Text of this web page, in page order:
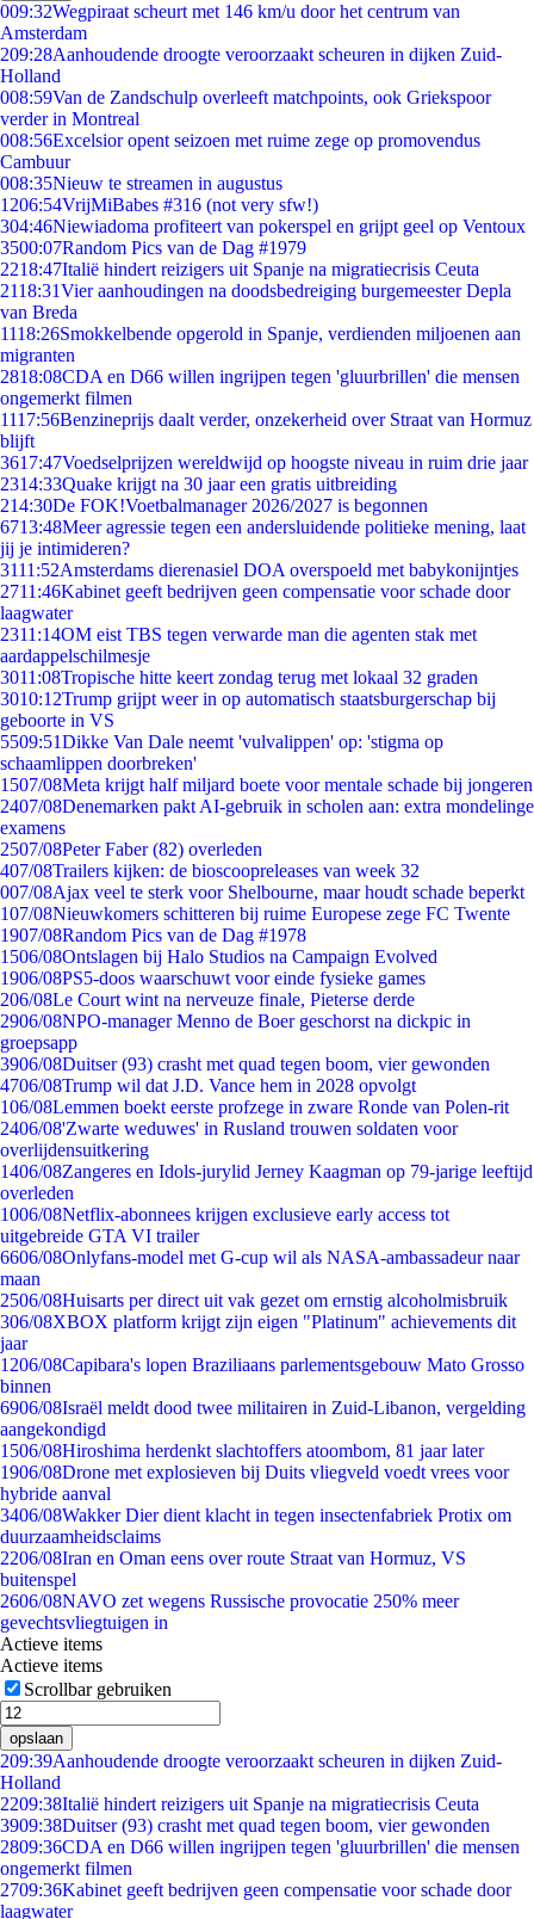
009:32Wegpiraat scheurt met 146 km/u door het centrum van
Amsterdam
209:28Aanhoudende droogte veroorzaakt scheuren in dijken Zuid-
Holland
008:59Van de Zandschulp overleeft matchpoints, ook Griekspoor
verder in Montreal
008:56Excelsior opent seizoen met ruime zege op promovendus
Cambuur
008:35Nieuw te streamen in augustus
1206:54VrijMiBabes #316 (not very sfw!)
304:46Niewiadoma profiteert van pokerspel en grijpt geel op Ventoux
3500:07Random Pics van de Dag #1979
2218:47Italië hindert reizigers uit Spanje na migratiecrisis Ceuta
2118:31Vier aanhoudingen na doodsbedreiging burgemeester Depla
van Breda
1118:26Smokkelbende opgerold in Spanje, verdienden miljoenen aan
migranten
2818:08CDA en D66 willen ingrijpen tegen 'gluurbrillen' die mensen
ongemerkt filmen
1117:56Benzineprijs daalt verder, onzekerheid over Straat van Hormuz
blijft
3617:47Voedselprijzen wereldwijd op hoogste niveau in ruim drie jaar
2314:33Quake krijgt na 30 jaar een gratis uitbreiding
214:30De FOK!Voetbalmanager 2026/2027 is begonnen
6713:48Meer agressie tegen een andersluidende politieke mening, laat
jij je intimideren?
3111:52Amsterdams dierenasiel DOA overspoeld met babykonijntjes
2711:46Kabinet geeft bedrijven geen compensatie voor schade door
laagwater
2311:14OM eist TBS tegen verwarde man die agenten stak met
aardappelschilmesje
3011:08Tropische hitte keert zondag terug met lokaal 32 graden
3010:12Trump grijpt weer in op automatisch staatsburgerschap bij
geboorte in VS
5509:51Dikke Van Dale neemt 'vulvalippen' op: 'stigma op
schaamlippen doorbreken'
1507/08Meta krijgt half miljard boete voor mentale schade bij jongeren
2407/08Denemarken pakt AI-gebruik in scholen aan: extra mondelinge
examens
2507/08Peter Faber (82) overleden
407/08Trailers kijken: de bioscoopreleases van week 32
007/08Ajax veel te sterk voor Shelbourne, maar houdt schade beperkt
107/08Nieuwkomers schitteren bij ruime Europese zege FC Twente
1907/08Random Pics van de Dag #1978
1506/08Ontslagen bij Halo Studios na Campaign Evolved
1906/08PS5-doos waarschuwt voor einde fysieke games
206/08Le Court wint na nerveuze finale, Pieterse derde
2906/08NPO-manager Menno de Boer geschorst na dickpic in
groepsapp
3906/08Duitser (93) crasht met quad tegen boom, vier gewonden
4706/08Trump wil dat J.D. Vance hem in 2028 opvolgt
106/08Lemmen boekt eerste profzege in zware Ronde van Polen-rit
2406/08'Zwarte weduwes' in Rusland trouwen soldaten voor
overlijdensuitkering
1406/08Zangeres en Idols-jurylid Jerney Kaagman op 79-jarige leeftijd
overleden
1006/08Netflix-abonnees krijgen exclusieve early access tot
uitgebreide GTA VI trailer
6606/08Onlyfans-model met G-cup wil als NASA-ambassadeur naar
maan
2506/08Huisarts per direct uit vak gezet om ernstig alcoholmisbruik
306/08XBOX platform krijgt zijn eigen "Platinum" achievements dit
jaar
1206/08Capibara's lopen Braziliaans parlementsgebouw Mato Grosso
binnen
6906/08Israël meldt dood twee militairen in Zuid-Libanon, vergelding
aangekondigd
1506/08Hiroshima herdenkt slachtoffers atoombom, 81 jaar later
1906/08Drone met explosieven bij Duits vliegveld voedt vrees voor
hybride aanval
3406/08Wakker Dier dient klacht in tegen insectenfabriek Protix om
duurzaamheidsclaims
2206/08Iran en Oman eens over route Straat van Hormuz, VS
buitenspel
2606/08NAVO zet wegens Russische provocatie 250% meer
gevechtsvliegtuigen in
Actieve items
Actieve items
Scrollbar gebruiken
opslaan
209:39Aanhoudende droogte veroorzaakt scheuren in dijken Zuid-
Holland
2209:38Italië hindert reizigers uit Spanje na migratiecrisis Ceuta
3909:38Duitser (93) crasht met quad tegen boom, vier gewonden
2809:36CDA en D66 willen ingrijpen tegen 'gluurbrillen' die mensen
ongemerkt filmen
2709:36Kabinet geeft bedrijven geen compensatie voor schade door
laagwater